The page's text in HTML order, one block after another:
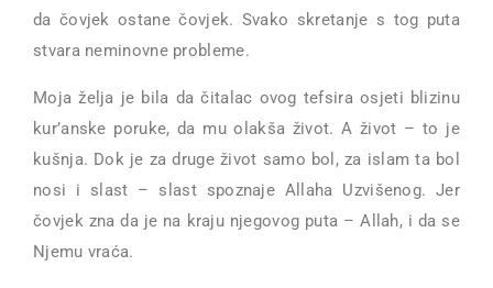
da čovjek ostane čovjek. Svako skretanje s tog puta
stvara neminovne probleme.
Moja želja je bila da čitalac ovog tefsira osjeti blizinu
kur’anske poruke, da mu olakša život. A život – to je
kušnja. Dok je za druge život samo bol, za islam ta bol
nosi i slast – slast spoznaje Allaha Uzvišenog. Jer
čovjek zna da je na kraju njegovog puta – Allah, i da se
Njemu vraća.